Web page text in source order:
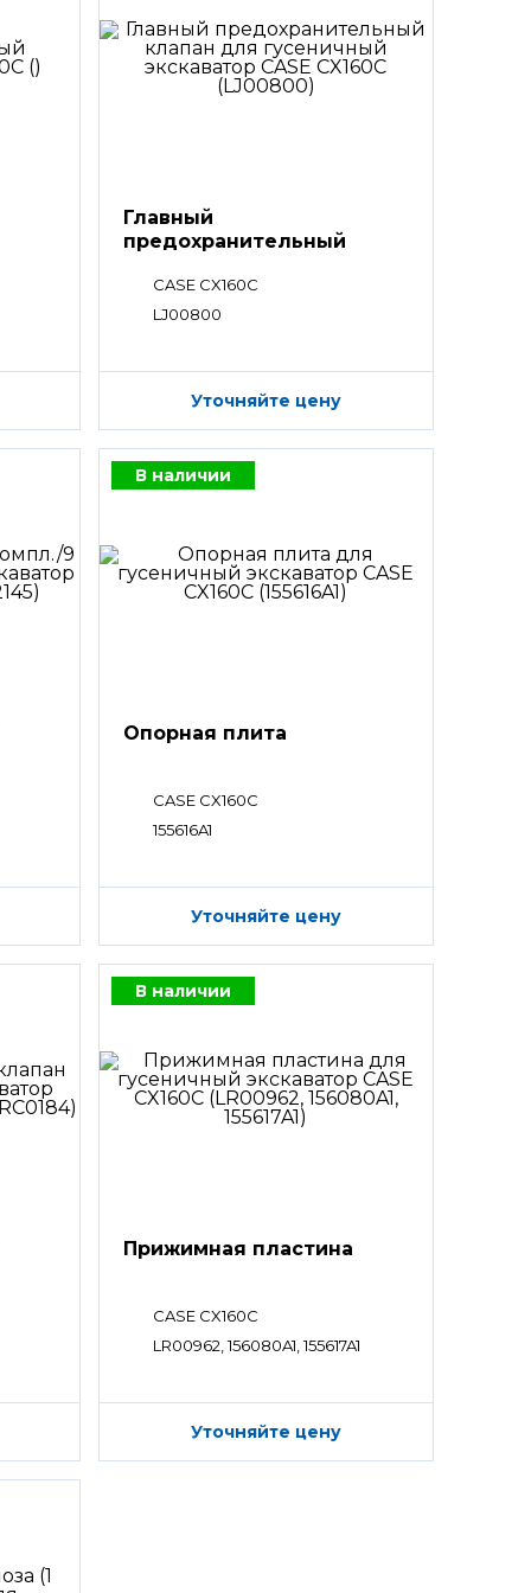
Главный
предохранительный
CASE CX160C
LJ00800
Уточняйте цену
В наличии
Опорная плита
CASE CX160C
155616A1
Уточняйте цену
В наличии
Прижимная пластина
CASE CX160C
LR00962, 156080A1, 155617A1
Уточняйте цену